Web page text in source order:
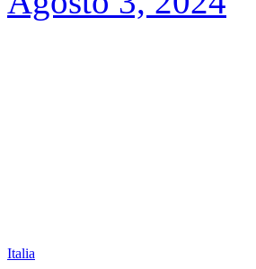
Italia